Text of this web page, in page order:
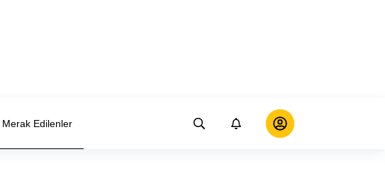
Merak Edilenler